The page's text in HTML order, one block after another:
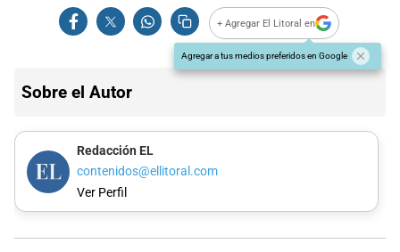
+ Agregar El Litoral en
Agregar a tus medios preferidos en Google
Sobre el Autor
Redacción EL
contenidos@ellitoral.com
Ver Perfil